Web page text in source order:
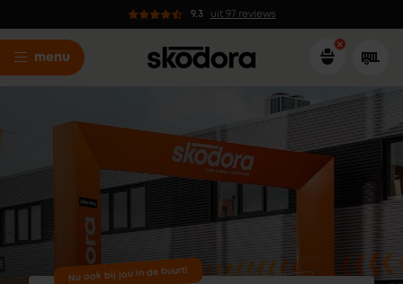
9.3 uit 97 reviews
menu
Nu ook bij jou in de buurt!